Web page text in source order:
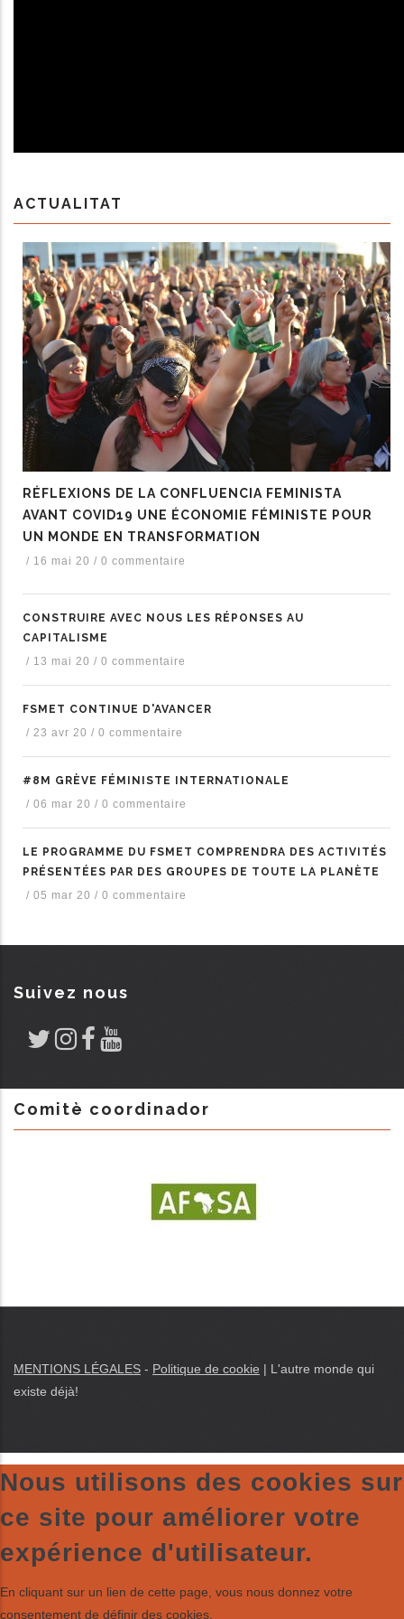
ACTUALITAT
RÉFLEXIONS DE LA CONFLUENCIA FEMINISTA
AVANT COVID19 UNE ÉCONOMIE FÉMINISTE POUR
UN MONDE EN TRANSFORMATION
/ 16 mai 20 / 0 commentaire
CONSTRUIRE AVEC NOUS LES RÉPONSES AU
CAPITALISME
/ 13 mai 20 / 0 commentaire
FSMET CONTINUE D'AVANCER
/ 23 avr 20 / 0 commentaire
#8M GRÈVE FÉMINISTE INTERNATIONALE
/ 06 mar 20 / 0 commentaire
LE PROGRAMME DU FSMET COMPRENDRA DES ACTIVITÉS
PRÉSENTÉES PAR DES GROUPES DE TOUTE LA PLANÈTE
/ 05 mar 20 / 0 commentaire
Suivez nous
Comitè coordinador
MENTIONS LÉGALES - Politique de cookie | L'autre monde qui
existe déjà!
Nous utilisons des cookies sur
ce site pour améliorer votre
expérience d'utilisateur.
En cliquant sur un lien de cette page, vous nous donnez votre
consentement de définir des cookies.